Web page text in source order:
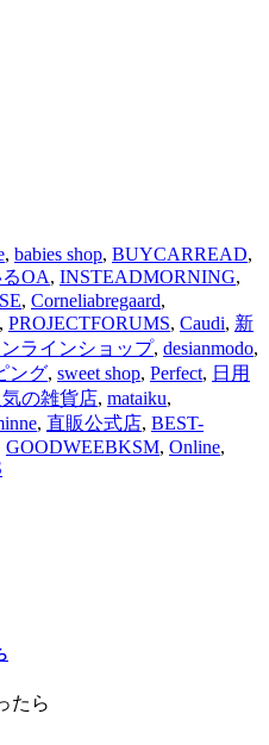
, babies shop, BUYCARREAD,
OA, INSTEADMORNING,
, Corneliabregaard,
, PROJECTFORUMS, Caudi, 新
ラインショップ, desianmodo,
ング, sweet shop, Perfect, 日用
気の雑貨店, mataiku,
, 直販公式店, BEST-
GOODWEEBKSM, Online,
たら